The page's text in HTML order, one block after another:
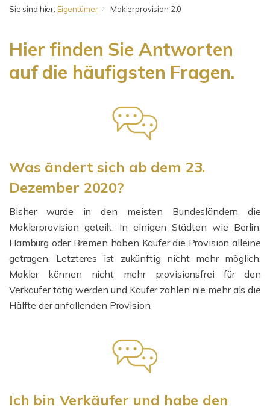
Sie sind hier: Eigentümer Maklerprovision 2.0
Hier finden Sie Antworten
auf die häufigsten Fragen.
Was ändert sich ab dem 23.
Dezember 2020?
Bisher wurde in den meisten Bundesländern die
Maklerprovision geteilt. In einigen Städten wie Berlin,
Hamburg oder Bremen haben Käufer die Provision alleine
getragen. Letzteres ist zukünftig nicht mehr möglich.
Makler können nicht mehr provisionsfrei für den
Verkäufer tätig werden und Käufer zahlen nie mehr als die
Hälfte der anfallenden Provision.
Ich bin Verkäufer und habe den